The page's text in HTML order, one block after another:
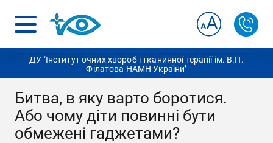
ДУ ‘Інститут очних хвороб і тканинної терапії ім. В.П.
Філатова НАМН України’
Битва, в яку варто боротися.
Або чому діти повинні бути
обмежені гаджетами?